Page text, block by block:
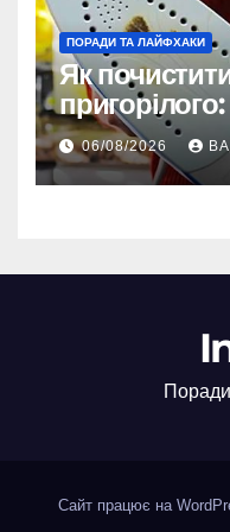
ПОРАДИ ТА ЛАЙФХАКИ
Як
06/08/2026
Поради
Сайт працює на